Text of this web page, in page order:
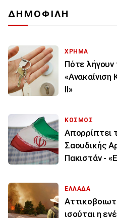
ΔΗΜΟΦΙΛΗ
ΧΡΗΜΑ
Πότε
«Ανακαίνιση
ΙΙ»
ΚΟΣΜΟΣ
Απορρίπτει
Σαουδικής
Πακιστάν -
ΕΛΛΑΔΑ
ισούται η